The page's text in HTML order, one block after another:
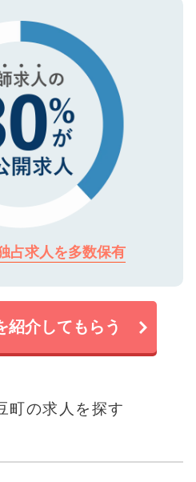
してもご安心ください。
占求人を多数保有
紹介してもらう
町の求人を探す